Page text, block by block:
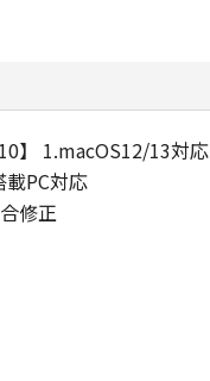
】 1.macOS12/13対応
PC対応
修正